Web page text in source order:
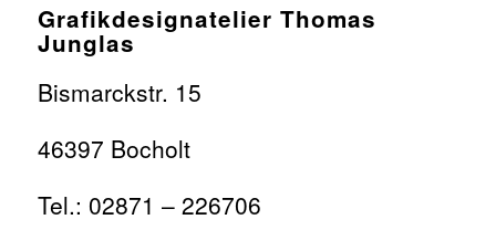
Grafikdesignatelier Thomas
Junglas
Bismarckstr. 15
46397 Bocholt
Tel.: 02871 – 226706